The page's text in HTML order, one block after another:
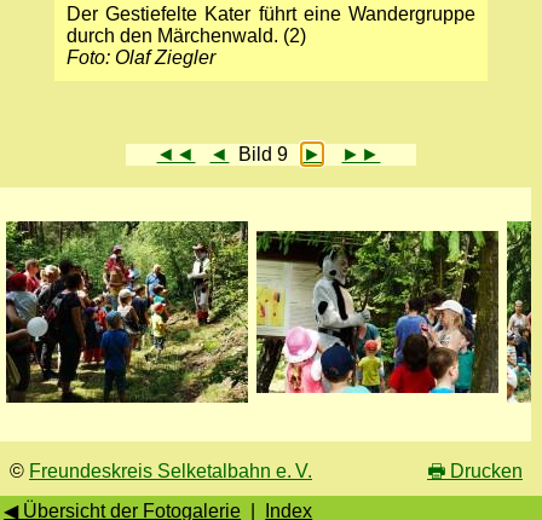
Der Gestiefelte Kater führt eine Wander­gruppe
durch den Märchen­wald. (2)
Foto: Olaf Ziegler
◄◄ ◄ Bild 9 ► ►►
© Freundeskreis Selketalbahn e. V. 🖶 Drucken
◀ Übersicht der Fotogalerie
Index